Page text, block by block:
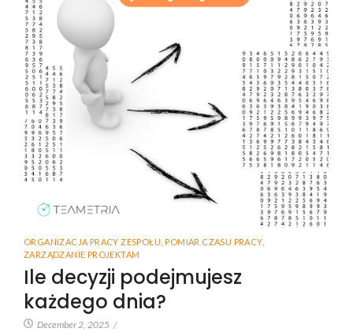
ORGANIZACJA PRACY ZESPOŁU POMIAR CZASU PRACY,
ZARZĄDZANIE PROJEKTAM
Ile decyzji podejmujesz
każdego dnia?
December 2, 2025 /